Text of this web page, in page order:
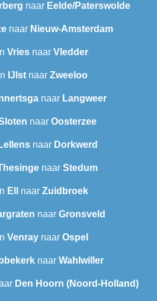
naar Eelde/Paterswolde
naar Nieuw-Amsterdam
Vriesnaar Vledder
IJlstnaar Zweeloo
naar Langweer‎
naar Oosterzee
Lellensnaar Dorkwerd
naar Stedum
Ell naar Zuidbroek
naar Gronsveld
Venraynaar Ospel
naar Wahlwiller
Den Hoorn (Noord-Holland)